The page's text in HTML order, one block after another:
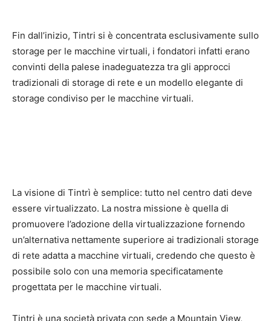
Fin dall’inizio, Tintri si è concentrata esclusivamente sullo
storage per le macchine virtuali, i fondatori infatti erano
convinti della palese inadeguatezza tra gli approcci
tradizionali di storage di rete e un modello elegante di
storage condiviso per le macchine virtuali.
La visione di Tintrì è semplice: tutto nel centro dati deve
essere virtualizzato. La nostra missione è quella di
promuovere l’adozione della virtualizzazione fornendo
un’alternativa nettamente superiore ai tradizionali storage
di rete adatta a macchine virtuali, credendo che questo è
possibile solo con una memoria specificatamente
progettata per le macchine virtuali.
Tintri è una società privata con sede a Mountain View,